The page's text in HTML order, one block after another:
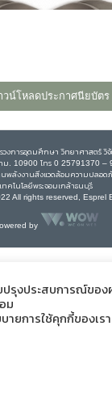
วน์โหลดประกาศนียบัตร
วงการอุดมศึกษา วิทยาศาสตร์
ม. 10900 โทร 0 25791370 –
พลังงานสิ่งแวดล้อมความปลอด
เทคโนโลยีพระจอมเกล้าธนบุรี
All rights reserved, Esprel
by
รุงประสบการณ์ของ
ม
ายการใช้คุกกี้ของเรา